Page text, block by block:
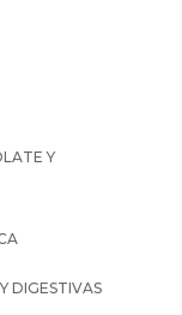
Y
DIGESTIVAS